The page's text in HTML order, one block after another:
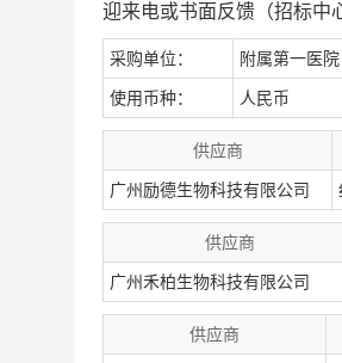
迎来电或书面反馈（招标中
采购单位： 附属第一医院
使用币种： 人民币
供应商
广州励德生物科技有限公司
供应商
广州禾柏生物科技有限公司
供应商